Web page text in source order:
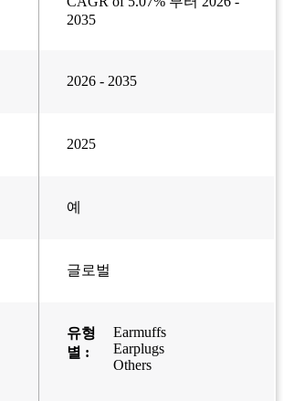
2035
2026 - 2035
2025
예
글로벌
유형
별 :
Earmuffs
Earplugs
Others